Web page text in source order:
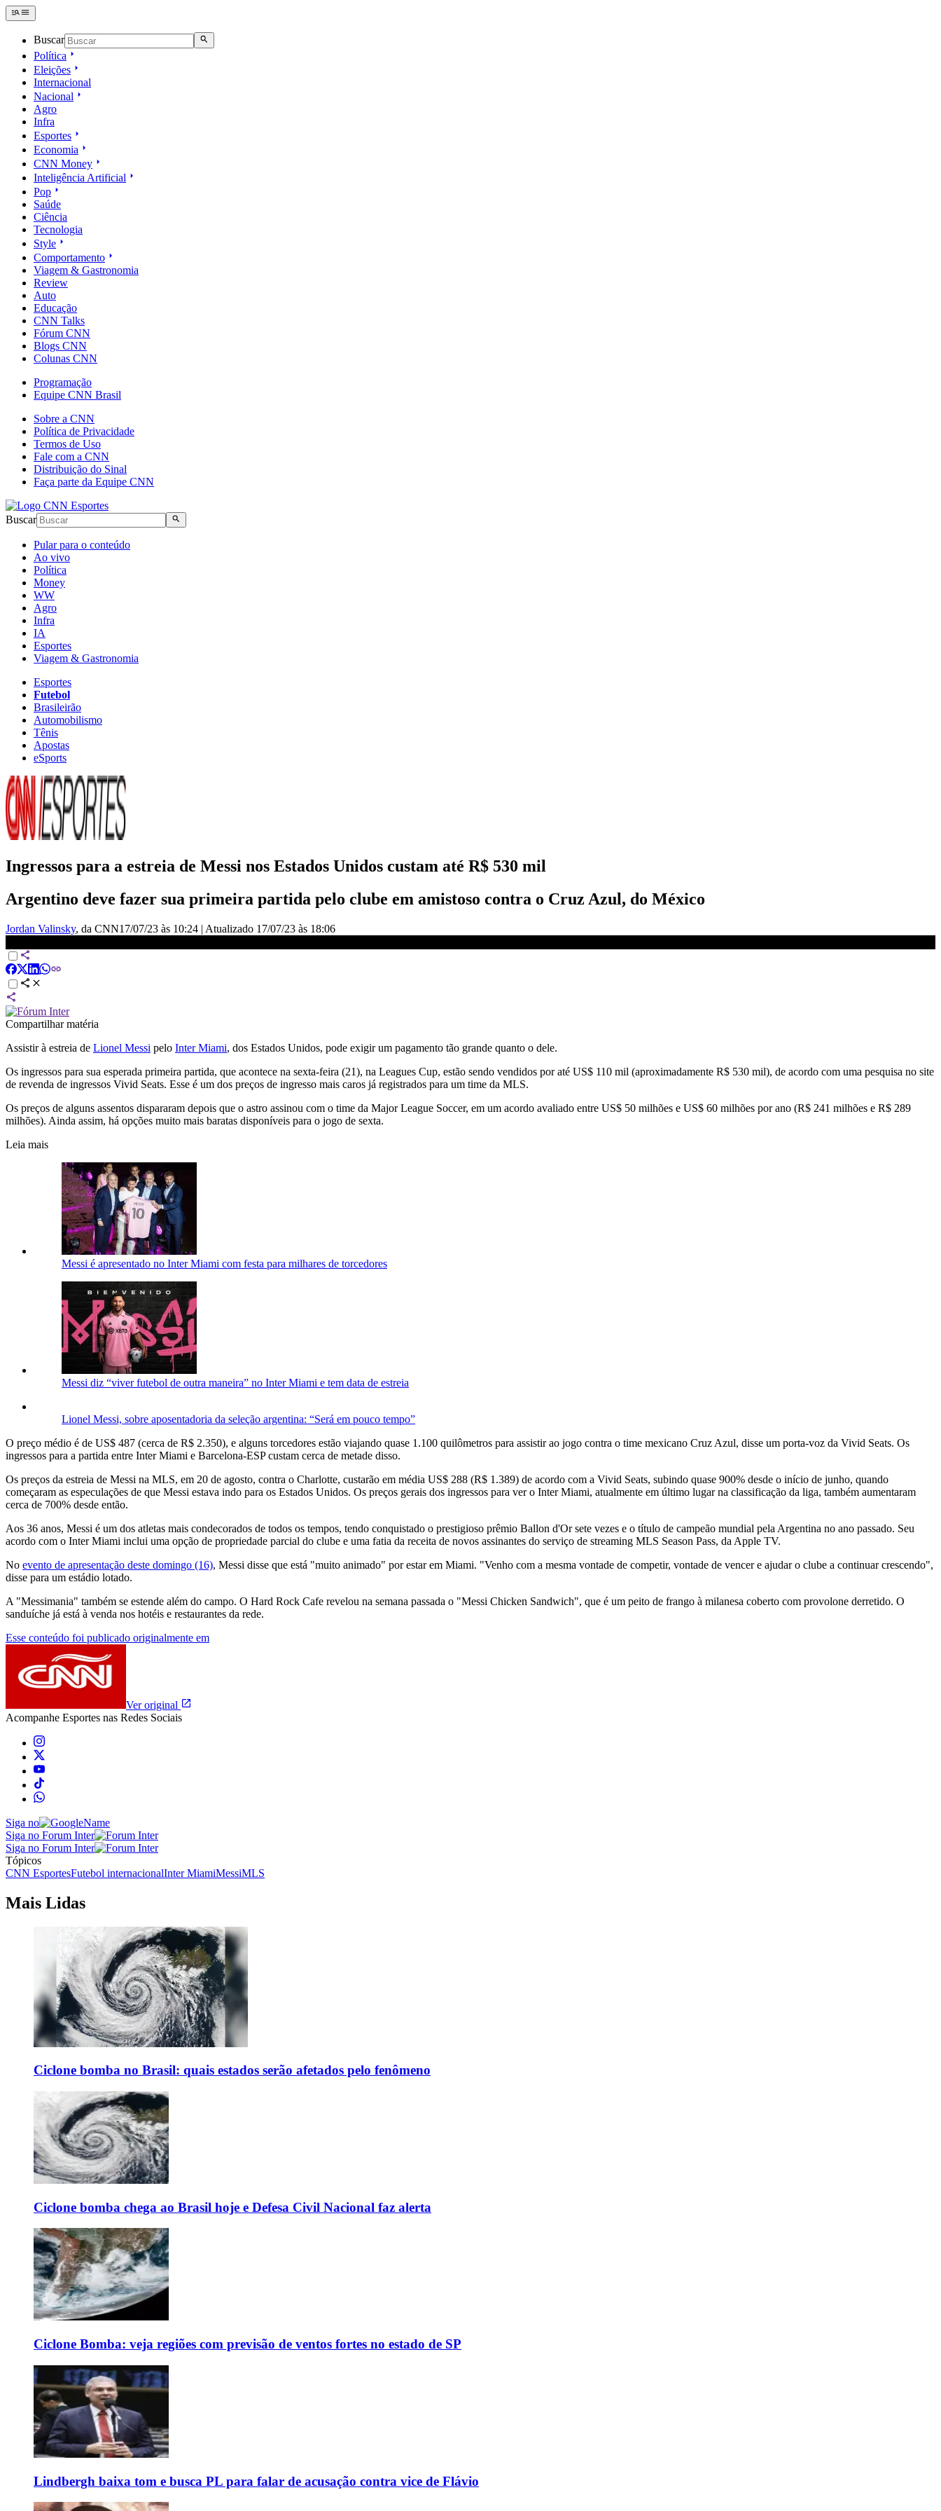
Buscar
Política
Eleições
Internacional
Nacional
Agro
Infra
Esportes
Economia
CNN Money
Inteligência Artificial
Pop
Saúde
Ciência
Tecnologia
Style
Comportamento
Viagem & Gastronomia
Review
Auto
Educação
CNN Talks
Fórum CNN
Blogs CNN
Colunas CNN
Programação
Equipe CNN Brasil
Sobre a CNN
Política de Privacidade
Termos de Uso
Fale com a CNN
Distribuição do Sinal
Faça parte da Equipe CNN
Buscar
Pular para o conteúdo
Ao vivo
Política
Money
WW
Agro
Infra
IA
Esportes
Viagem & Gastronomia
Esportes
Futebol
Brasileirão
Automobilismo
Tênis
Apostas
eSports
Ingressos para a estreia de Messi nos Estados Unidos custam até R$ 530 mil
Argentino deve fazer sua primeira partida pelo clube em amistoso contra o Cruz Azul, do México
Jordan Valinsky, da CNN17/07/23 às 10:24 | Atualizado 17/07/23 às 18:06
Compartilhar matéria
Assistir à estreia de Lionel Messi pelo Inter Miami, dos Estados Unidos, pode exigir um pagamento tão grande quanto o dele.
Os ingressos para sua esperada primeira partida, que acontece na sexta-feira (21), na Leagues Cup, estão sendo vendidos por até US$ 110 mil (aproximadamente R$ 530 mil), de acordo com uma pesquisa no site
de revenda de ingressos Vivid Seats. Esse é um dos preços de ingresso mais caros já registrados para um time da MLS.
Os preços de alguns assentos dispararam depois que o astro assinou com o time da Major League Soccer, em um acordo avaliado entre US$ 50 milhões e US$ 60 milhões por ano (R$ 241 milhões e R$ 289
milhões). Ainda assim, há opções muito mais baratas disponíveis para o jogo de sexta.
Leia mais
Messi é apresentado no Inter Miami com festa para milhares de torcedores
Messi diz “viver futebol de outra maneira” no Inter Miami e tem data de estreia
Lionel Messi, sobre aposentadoria da seleção argentina: “Será em pouco tempo”
O preço médio é de US$ 487 (cerca de R$ 2.350), e alguns torcedores estão viajando quase 1.100 quilômetros para assistir ao jogo contra o time mexicano Cruz Azul, disse um porta-voz da Vivid Seats. Os
ingressos para a partida entre Inter Miami e Barcelona-ESP custam cerca de metade disso.
Os preços da estreia de Messi na MLS, em 20 de agosto, contra o Charlotte, custarão em média US$ 288 (R$ 1.389) de acordo com a Vivid Seats, subindo quase 900% desde o início de junho, quando
começaram as especulações de que Messi estava indo para os Estados Unidos. Os preços gerais dos ingressos para ver o Inter Miami, atualmente em último lugar na classificação da liga, também aumentaram
cerca de 700% desde então.
Aos 36 anos, Messi é um dos atletas mais condecorados de todos os tempos, tendo conquistado o prestigioso prêmio Ballon d'Or sete vezes e o título de campeão mundial pela Argentina no ano passado. Seu
acordo com o Inter Miami inclui uma opção de propriedade parcial do clube e uma fatia da receita de novos assinantes do serviço de streaming MLS Season Pass, da Apple TV.
No evento de apresentação deste domingo (16), Messi disse que está "muito animado" por estar em Miami. "Venho com a mesma vontade de competir, vontade de vencer e ajudar o clube a continuar crescendo",
disse para um estádio lotado.
A "Messimania" também se estende além do campo. O Hard Rock Cafe revelou na semana passada o "Messi Chicken Sandwich", que é um peito de frango à milanesa coberto com provolone derretido. O
sanduíche já está à venda nos hotéis e restaurantes da rede.
Esse conteúdo foi publicado originalmente em
Ver original
Acompanhe Esportes nas Redes Sociais
Siga no
Siga no Forum Inter
Siga no Forum Inter
Tópicos
CNN EsportesFutebol internacionalInter MiamiMessiMLS
Mais Lidas
Ciclone bomba no Brasil: quais estados serão afetados pelo fenômeno
Ciclone bomba chega ao Brasil hoje e Defesa Civil Nacional faz alerta
Ciclone Bomba: veja regiões com previsão de ventos fortes no estado de SP
Lindbergh baixa tom e busca PL para falar de acusação contra vice de Flávio